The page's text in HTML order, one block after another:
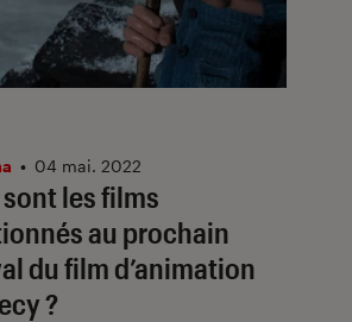
les films
au prochain
du film d’animation
?
• 04 mai. 2022